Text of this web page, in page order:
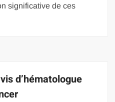
significative de ces
d’hématologue